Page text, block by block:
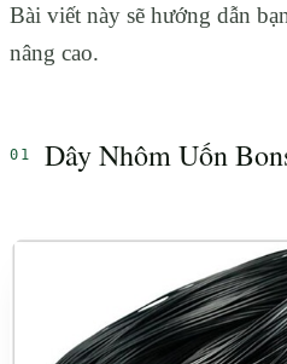
Bài viết này sẽ hướng dẫn
nâng cao.
Dây Nhôm Uốn